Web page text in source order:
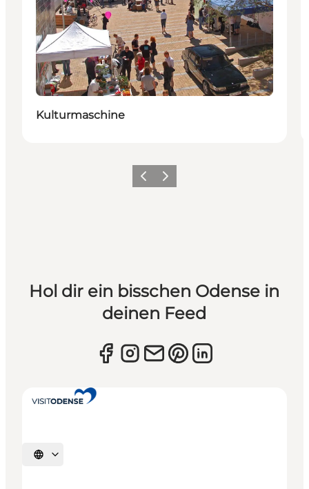
Kulturmaschine
ZurückWeiter
Hol dir ein bisschen Odense in
deinen Feed
Sprache auswählen